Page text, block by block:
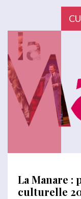
La Manare :
culturelle